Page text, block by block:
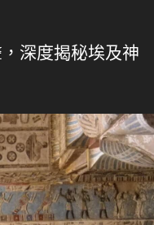
深度揭秘埃及神